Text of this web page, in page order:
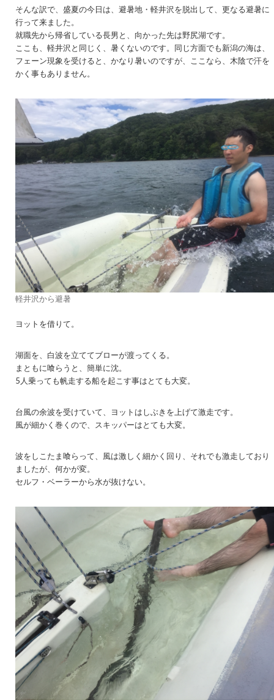
そんな訳で、盛夏の今日は、避暑地・軽井沢を脱出して、更なる避暑に
行って来ました。
就職先から帰省している長男と、向かった先は野尻湖です。
ここも、軽井沢と同じく、暑くないのです。同じ方面でも新潟の海は、
フェーン現象を受けると、かなり暑いのですが、ここなら、木陰で汗を
かく事もありません。
軽井沢から避暑
ヨットを借りて。
湖面を、白波を立ててブローが渡ってくる。
まともに喰らうと、簡単に沈。
5人乗っても帆走する船を起こす事はとても大変。
台風の余波を受けていて、ヨットはしぶきを上げて激走です。
風が細かく巻くので、スキッパーはとても大変。
波をしこたま喰らって、風は激しく細かく回り、それでも激走しており
ましたが、何かが変。
セルフ・ベーラーから水が抜けない。